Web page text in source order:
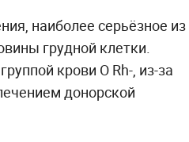
наиболее серьёзное из
грудной клетки.
крови O Rh-, из-за
донорской